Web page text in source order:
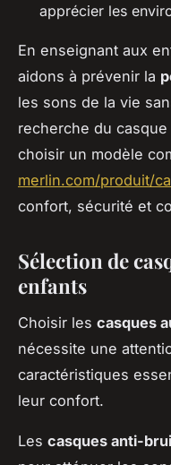
apprécier les
En enseignant aux
aidons à prévenir la
les sons de la vie
recherche du
choisir un modèle
merlin.com/produit/
confort, sécurité et
Sélection de
enfants
Choisir les casques
nécessite une
caractéristiques
leur confort.
Les casques anti-